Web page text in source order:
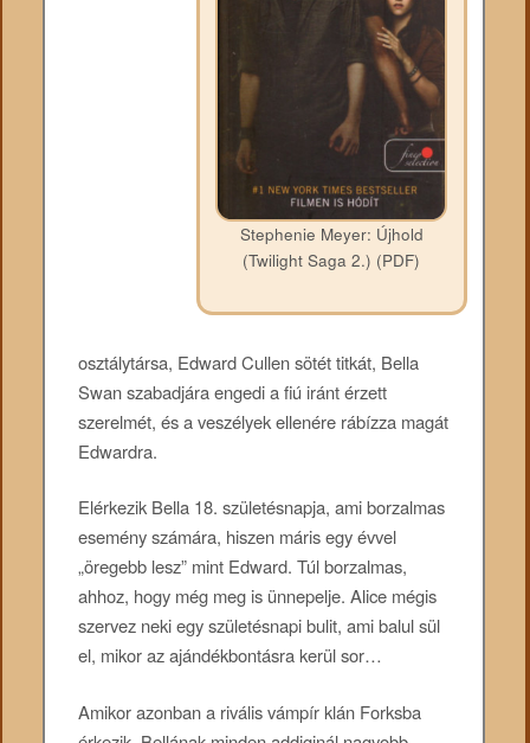
Stephenie Meyer: Újhold
(Twilight Saga 2.) (PDF)
osztálytársa, Edward Cullen sötét titkát, Bella
Swan szabadjára engedi a fiú iránt érzett
szerelmét, és a veszélyek ellenére rábízza magát
Edwardra.
Elérkezik Bella 18. születésnapja, ami borzalmas
esemény számára, hiszen máris egy évvel
„öregebb lesz” mint Edward. Túl borzalmas,
ahhoz, hogy még meg is ünnepelje. Alice mégis
szervez neki egy születésnapi bulit, ami balul sül
el, mikor az ajándékbontásra kerül sor…
Amikor azonban a rivális vámpír klán Forksba